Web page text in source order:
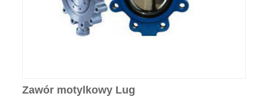
Zawór motylkowy Lug